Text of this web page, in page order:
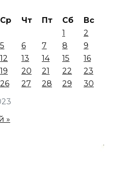
Ср Чт Пт Сб
Вс
1
2
5 6 7 8
9
12 13 14 15
16
19 20 21 22
23
26 27 28 29 30
»